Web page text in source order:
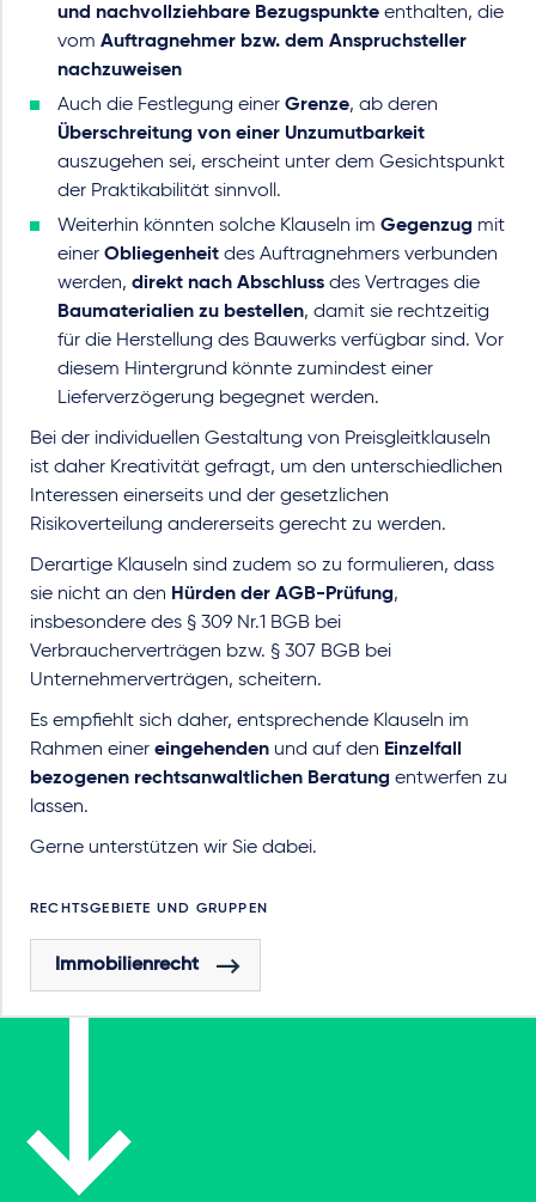
und nachvollziehbare Bezugspunkte enthalten, die
vom Auftragnehmer bzw. dem Anspruchsteller
nachzuweisen
Auch die Festlegung einer Grenze, ab deren
Überschreitung von einer Unzumutbarkeit
auszugehen sei, erscheint unter dem Gesichtspunkt
der Praktikabilität sinnvoll.
Weiterhin könnten solche Klauseln im Gegenzug mit
einer Obliegenheit des Auftragnehmers verbunden
werden, direkt nach Abschluss des Vertrages die
Baumaterialien zu bestellen, damit sie rechtzeitig
für die Herstellung des Bauwerks verfügbar sind. Vor
diesem Hintergrund könnte zumindest einer
Lieferverzögerung begegnet werden.
Bei der individuellen Gestaltung von Preisgleitklauseln
ist daher Kreativität gefragt, um den unterschiedlichen
Interessen einerseits und der gesetzlichen
Risikoverteilung andererseits gerecht zu werden.
Derartige Klauseln sind zudem so zu formulieren, dass
sie nicht an den Hürden der AGB-Prüfung,
insbesondere des § 309 Nr.1 BGB bei
Verbraucherverträgen bzw. § 307 BGB bei
Unternehmerverträgen, scheitern.
Es empfiehlt sich daher, entsprechende Klauseln im
Rahmen einer eingehenden und auf den Einzelfall
bezogenen rechtsanwaltlichen Beratung entwerfen zu
lassen.
Gerne unterstützen wir Sie dabei.
RECHTSGEBIETE UND GRUPPEN
Immobilienrecht